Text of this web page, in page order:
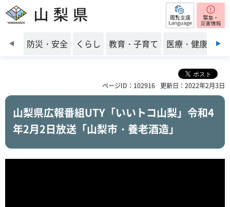
山梨県 閲覧支援
前のスライドを表示
防災・安全 くらし 教育・子育て 医療・健康・福
ページID：102916 更新日：2022年2月3日
山梨県広報番組UTY「いいトコ山梨」令和4
年2月2日放送「山梨市・養老酒造」